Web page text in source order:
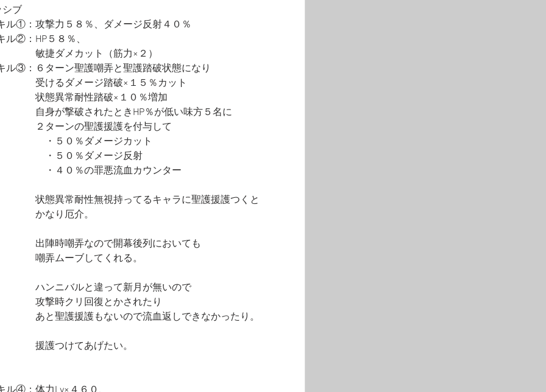
ブ
①：攻撃力５８％、ダメージ反射４０％
②：HP５８％、
ダメカット（筋力×２）
③：６ターン聖護嘲弄と聖護踏破状態になり
るダメージ踏破×１５％カット
異常耐性踏破×１０％増加
撃破されたときHP％が低い味方５名に
ーンの聖護援護を付与して
０％ダメージカット
０％ダメージ反射
０％の罪悪流血カウンター
常耐性無視持ってるキャラに聖護援護つくと
り厄介。
時嘲弄なので開幕後列においても
ムーブしてくれる。
ニバルと違って新月が無いので
時クリ回復とかされたり
護援護もないので流血返しできなかったり。
つけてあげたい。